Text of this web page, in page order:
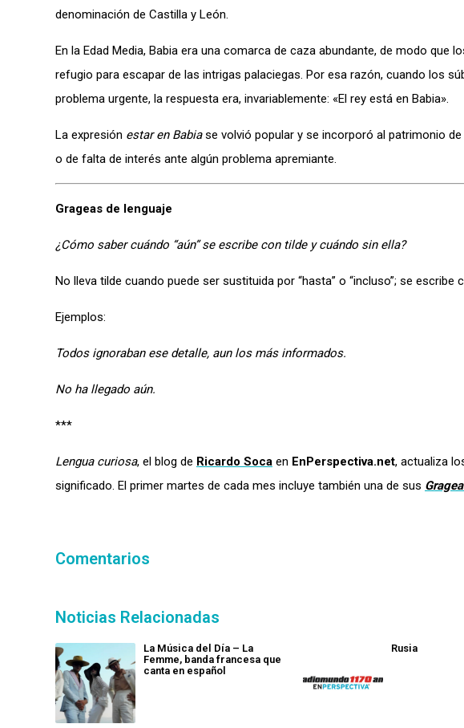
denominación de Castilla y León.
En la Edad Media, Babia era una comarca de caza abundante, de modo que
refugio para escapar de las intrigas palaciegas. Por esa razón, cuando los
problema urgente, la respuesta era, invariablemente: «El rey está en Babia».
La expresión estar en Babiase volvió popular y se incorporó al patrimonio
o de falta de interés ante algún problema apremiante.
Grageas de lenguaje
¿Cómo saber cuándo “aún” se escribe con tilde y cuándo sin ella?
No lleva tilde cuando puede ser sustituida por “hasta” o “incluso”; se escribe
Ejemplos:
Todos ignoraban ese detalle, aun los más informados.
No ha llegado aún.
***
Lengua curiosa, el blog de Ricardo Soca en EnPerspectiva.net, actualiza
significado. El primer martes de cada mes incluye también una de sus
Comentarios
Noticias Relacionadas
La Música del Día – La
Femme, banda francesa que
canta en español
Rusia